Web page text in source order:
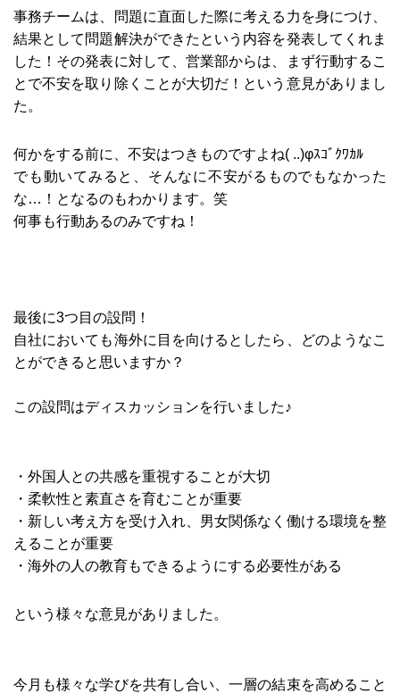
事務チームは、問題に直面した際に考える力を身につけ、
結果として問題解決ができたという内容を発表してくれま
した！その発表に対して、営業部からは、まず行動するこ
とで不安を取り除くことが大切だ！という意見がありまし
た。
何かをする前に、不安はつきものですよね( ..)φｽｺﾞｸﾜｶﾙ
でも動いてみると、そんなに不安がるものでもなかった
な…！となるのもわかります。笑
何事も行動あるのみですね！
最後に3つ目の設問！
自社においても海外に目を向けるとしたら、どのようなこ
とができると思いますか？
この設問はディスカッションを行いました♪
・外国人との共感を重視することが大切
・柔軟性と素直さを育むことが重要
・新しい考え方を受け入れ、男女関係なく働ける環境を整
えることが重要
・海外の人の教育もできるようにする必要性がある
という様々な意見がありました。
今月も様々な学びを共有し合い、一層の結束を高めること